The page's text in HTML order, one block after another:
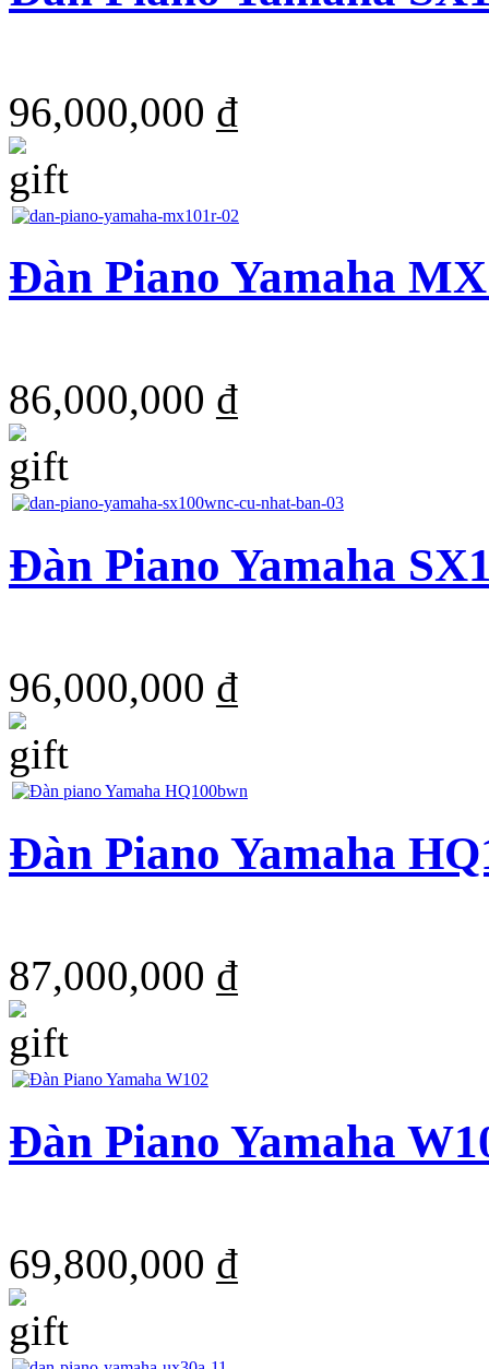
96,000,000 ₫
Đàn Piano Yamaha
86,000,000 ₫
Đàn Piano Yamaha
96,000,000 ₫
Đàn Piano Yamaha
87,000,000 ₫
Đàn Piano Yamaha
69,800,000 ₫